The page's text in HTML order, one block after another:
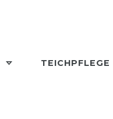
TEICHPFLEGE